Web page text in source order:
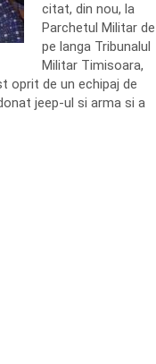
citat, din nou, la
Parchetul Militar de
pe langa Tribunalul
Militar Timisoara,
oprit de un echipaj de
jeep-ul si arma si a